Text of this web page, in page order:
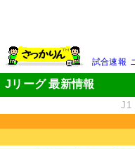
試合速報
Jリーグ 最新情報
J1